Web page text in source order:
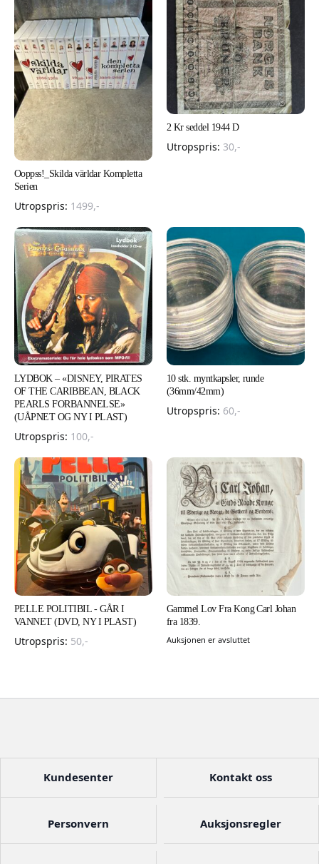
Ooppss!_Skilda världar Kompletta
Serien
Utropspris: 1499,-
2 Kr seddel 1944 D
Utropspris: 30,-
LYDBOK – «DISNEY, PIRATES
OF THE CARIBBEAN, BLACK
PEARLS FORBANNELSE»
(UÅPNET OG NY I PLAST)
Utropspris: 100,-
10 stk. myntkapsler, runde
(36mm/42mm)
Utropspris: 60,-
PELLE POLITIBIL - GÅR I
VANNET (DVD, NY I PLAST)
Utropspris: 50,-
Gammel Lov Fra Kong Carl Johan
fra 1839.
Auksjonen er avsluttet
Kundesenter Kontakt oss
Personvern Auksjonsregler